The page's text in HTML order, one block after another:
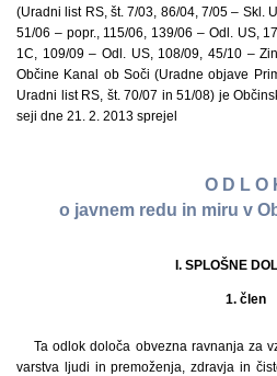
(Uradni list RS, št. 7/03, 86/04, 7/05 – Skl.
51/06 – popr., 115/06, 139/06 – Odl. US,
1C, 109/09 – Odl. US, 108/09, 45/10 –
Občine Kanal ob Soči (Uradne objave
Uradni list RS, št. 70/07 in 51/08) je
seji dne 21. 2. 2013 sprejel
O D L O
o javnem redu in miru v
I. SPLOŠNE
1. člen
Ta odlok določa obvezna ravnanja za
varstva ljudi in premoženja, zdravja in